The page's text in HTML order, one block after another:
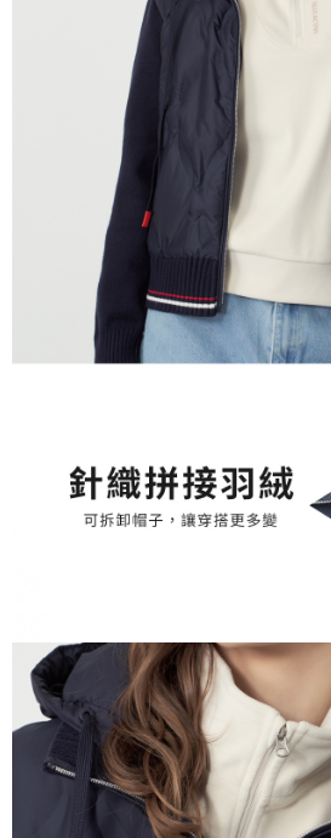
每筆NT$90，滿NT$1,500(含以上)免運費
每筆NT$225，滿NT$1,500(含以上)免運費